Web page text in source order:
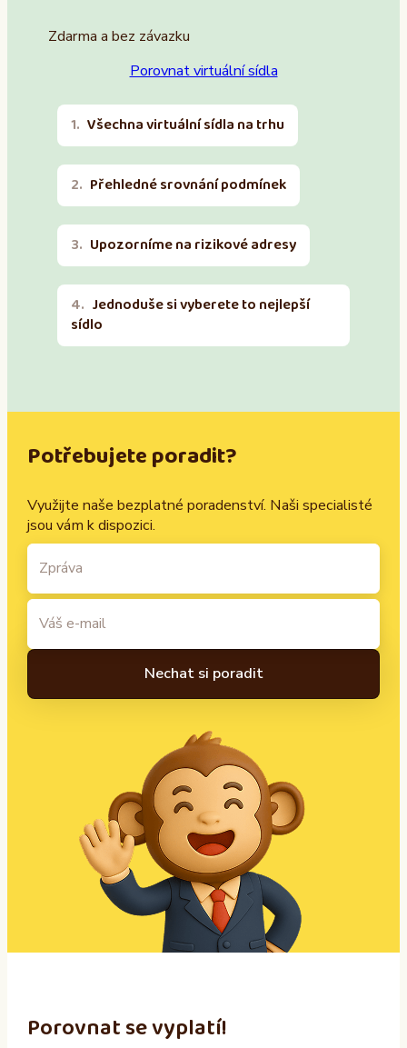
Zdarma a bez závazku
Porovnat virtuální sídla
Všechna virtuální sídla na trhu
Přehledné srovnání podmínek
Upozorníme na rizikové adresy
Jednoduše si vyberete to nejlepší
sídlo
Potřebujete poradit?
Využijte naše bezplatné poradenství. Naši specialisté
jsou vám k dispozici.
:
Porovnat se vyplatí!